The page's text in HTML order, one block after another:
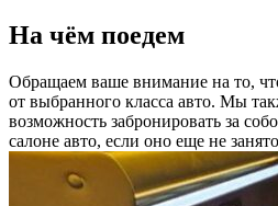
На чём поедем
Обращаем ваше внимание на то,
от выбранного класса авто. Мы
возможность забронировать за
салоне авто, если оно еще не